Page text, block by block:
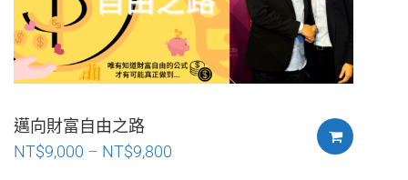
邁向財富自由之路
NT$9,000 – NT$9,800